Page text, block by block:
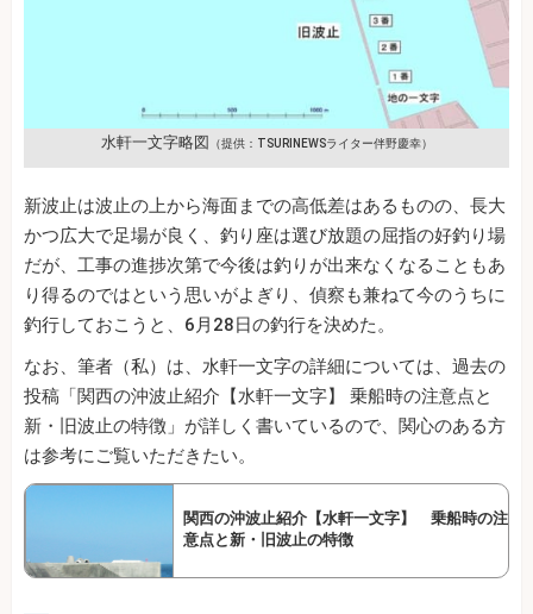
水軒一文字略図 （提供：TSURINEWSライター伴野慶幸）
新波止は波止の上から海面までの高低差はあるものの、長大
かつ広大で足場が良く、釣り座は選び放題の屈指の好釣り場
だが、工事の進捗次第で今後は釣りが出来なくなることもあ
り得るのではという思いがよぎり、偵察も兼ねて今のうちに
釣行しておこうと、6月28日の釣行を決めた。
なお、筆者（私）は、水軒一文字の詳細については、過去の
投稿「関西の沖波止紹介【水軒一文字】 乗船時の注意点と
新・旧波止の特徴」が詳しく書いているので、関心のある方
は参考にご覧いただきたい。
関西の沖波止紹介【水軒一文字】 乗船時の注
意点と新・旧波止の特徴